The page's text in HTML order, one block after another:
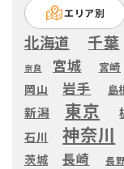
エリア別
北海道 千葉
奈良 宮城 宮崎
岡山
岩手 島
新潟 東京
石川
神奈川
茨城 長崎 長